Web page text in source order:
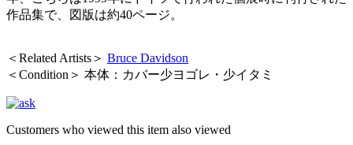
作品集で、図版は約40ページ。
＜Related Artists＞ Bruce Davidson
＜Condition＞ 本体：カバー少ヨゴレ・少イタミ
Customers who viewed this item also viewed